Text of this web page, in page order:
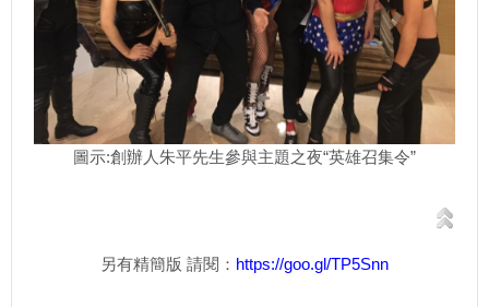
圖示:創辦人朱平先生參與主題之夜“英雄召集令”
另有精簡版 請閱： https://goo.gl/TP5Snn